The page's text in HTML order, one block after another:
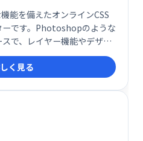
能を備えたオンラインCSS
ーです。Photoshopのような
で、レイヤー機能やデザイ
スト、パターン、アイコンな
無料のクラウドストレージ
ションも手軽にデザインで
ト制作を効率化します。
く見る